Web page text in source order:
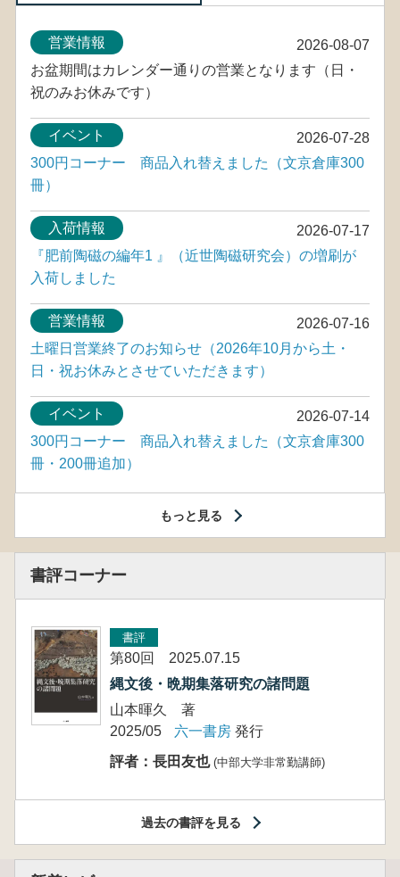
2026-08-07
営業情報
お盆期間はカレンダー通りの営業となります（日・
祝のみお休みです）
2026-07-28
イベント
300円コーナー 商品入れ替えました（文京倉庫300
冊）
2026-07-17
入荷情報
『肥前陶磁の編年1 』（近世陶磁研究会）の増刷が
入荷しました
2026-07-16
営業情報
土曜日営業終了のお知らせ（2026年10月から土・
日・祝お休みとさせていただきます）
2026-07-14
イベント
300円コーナー 商品入れ替えました（文京倉庫300
冊・200冊追加）
もっと見る
書評コーナー
書評
第80回 2025.07.15
縄文後・晩期集落研究の諸問題
山本暉久 著
2025/05
六一書房 発行
評者：長田友也 (中部大学非常勤講師)
過去の書評を見る